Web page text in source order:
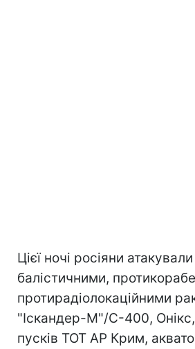
Цієї ночі росіяни
балістичними,
протирадіолокаційними
"Іскандер-М"/С-400,
пусків ТОТ АР Крим,